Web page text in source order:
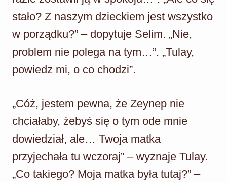
stało? Z naszym dzieckiem jest wszystko
w porządku?” – dopytuje Selim. „Nie,
problem nie polega na tym…”. „Tulay,
powiedz mi, o co chodzi”.
„Cóż, jestem pewna, że Zeynep nie
chciałaby, żebyś się o tym ode mnie
dowiedział, ale… Twoja matka
przyjechała tu wczoraj” – wyznaje Tulay.
„Co takiego? Moja matka była tutaj?” –